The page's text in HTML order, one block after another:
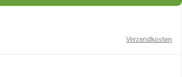
Verzendkosten